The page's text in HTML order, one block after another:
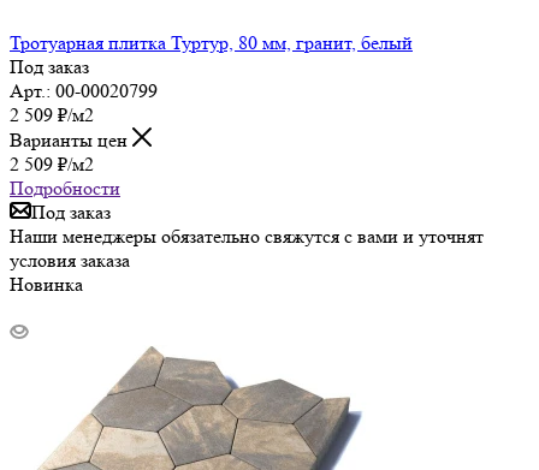
Тротуарная плитка Туртур, 80 мм, гранит, белый
Под заказ
Арт.: 00-00020799
2 509 ₽/м2
Варианты цен
2 509 ₽/м2
Подробности
Под заказ
Наши менеджеры обязательно свяжутся с вами и уточнят
условия заказа
Новинка